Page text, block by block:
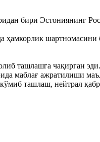
бири Эстониянинг
ҳамкорлик
ташлашга чақирган эди.
маблағ ажратилиши
ташлаш, нейтрал